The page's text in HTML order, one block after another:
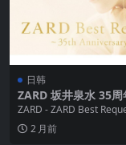
日韩
ZARD 坂井泉水 35周
ALAC 高解析度无损
ZARD - ZARD Best
Anniversa...
2 月前